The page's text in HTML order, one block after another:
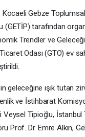
Kocaeli Gebze
(GETİP) tarafından
Trendler ve
Odası (GTO) ev
geleceğine ışık tutan
ve İstihbarat
Veysel Tipioğlu, İstanbul
Prof. Dr. Emre Alkin,